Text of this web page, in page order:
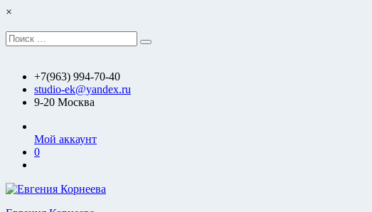
Перейти
содержимому
×
Искать:
Поиск
+7(963) 994-70-40
studio-ek@yandex.ru
9-20 Москва
Мой аккаунт
0